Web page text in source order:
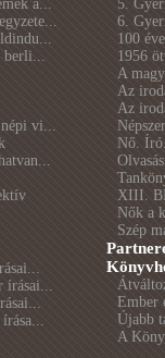
a...
berli...
vi...
írásai...
5.
6.
100
1956
A
Az
Az
Nő.
XIII.
Nők a
Szép
Ember
Újabb
A